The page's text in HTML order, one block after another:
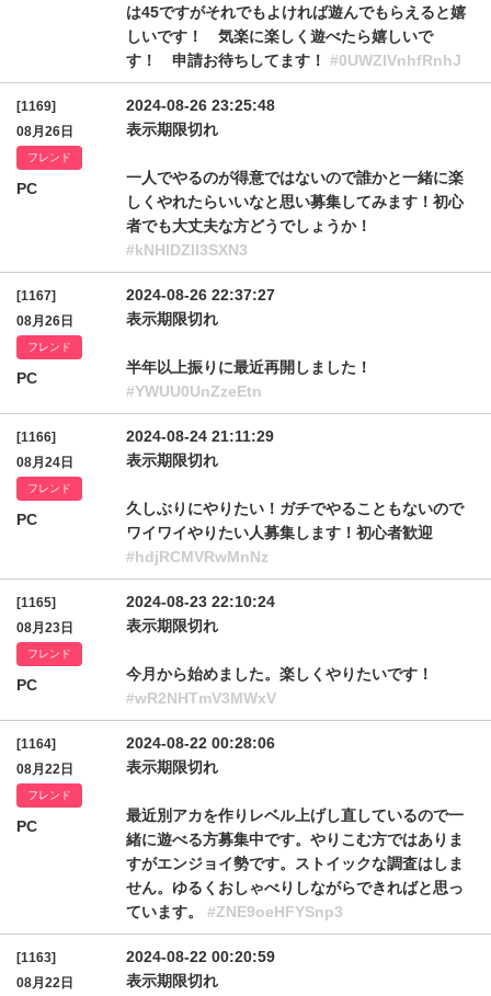
は45ですがそれでもよければ遊んでもらえると嬉
しいです！ 気楽に楽しく遊べたら嬉しいで
す！ 申請お待ちしてます！ #0UWZIVnhfRnhJ
[1169]
08月26日
フレンド
PC
2024-08-26 23:25:48
表示期限切れ
一人でやるのが得意ではないので誰かと一緒に楽
しくやれたらいいなと思い募集してみます！初心
者でも大丈夫な方どうでしょうか！
#kNHlDZlI3SXN3
[1167]
08月26日
フレンド
PC
2024-08-26 22:37:27
表示期限切れ
半年以上振りに最近再開しました！
#YWUU0UnZzeEtn
[1166]
08月24日
フレンド
PC
2024-08-24 21:11:29
表示期限切れ
久しぶりにやりたい！ガチでやることもないので
ワイワイやりたい人募集します！初心者歓迎
#hdjRCMVRwMnNz
[1165]
08月23日
フレンド
PC
2024-08-23 22:10:24
表示期限切れ
今月から始めました。楽しくやりたいです！
#wR2NHTmV3MWxV
[1164]
08月22日
フレンド
PC
2024-08-22 00:28:06
表示期限切れ
最近別アカを作りレベル上げし直しているので一
緒に遊べる方募集中です。やりこむ方ではありま
すがエンジョイ勢です。ストイックな調査はしま
せん。ゆるくおしゃべりしながらできればと思っ
ています。 #ZNE9oeHFYSnp3
[1163]
08月22日
2024-08-22 00:20:59
表示期限切れ